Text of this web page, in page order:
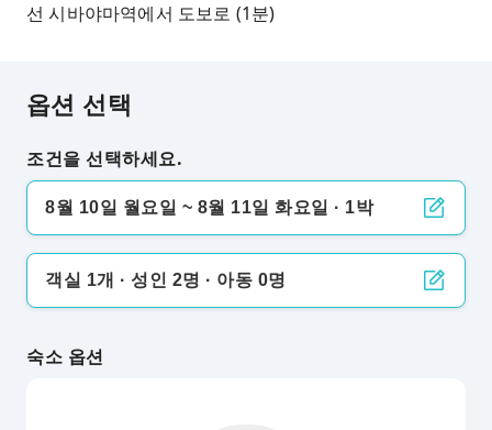
선 시바야마역에서 도보로 (1분)
옵션 선택
조건을 선택하세요.
8월 10일 월요일 ~ 8월 11일 화요일 · 1박
객실 1개 · 성인 2명 · 아동 0명
숙소 옵션